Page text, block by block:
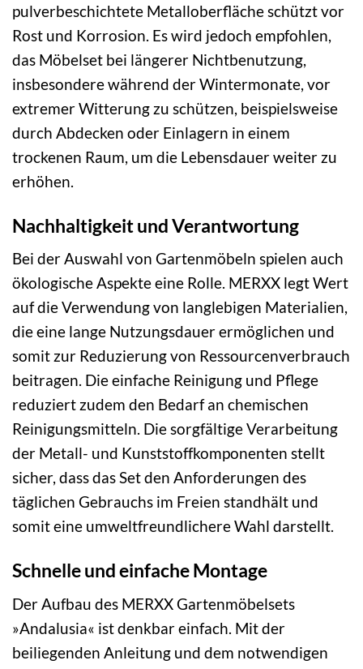
pulverbeschichtete Metalloberfläche schützt vor
Rost und Korrosion. Es wird jedoch empfohlen,
das Möbelset bei längerer Nichtbenutzung,
insbesondere während der Wintermonate, vor
extremer Witterung zu schützen, beispielsweise
durch Abdecken oder Einlagern in einem
trockenen Raum, um die Lebensdauer weiter zu
erhöhen.
Nachhaltigkeit und Verantwortung
Bei der Auswahl von Gartenmöbeln spielen auch
ökologische Aspekte eine Rolle. MERXX legt Wert
auf die Verwendung von langlebigen Materialien,
die eine lange Nutzungsdauer ermöglichen und
somit zur Reduzierung von Ressourcenverbrauch
beitragen. Die einfache Reinigung und Pflege
reduziert zudem den Bedarf an chemischen
Reinigungsmitteln. Die sorgfältige Verarbeitung
der Metall- und Kunststoffkomponenten stellt
sicher, dass das Set den Anforderungen des
täglichen Gebrauchs im Freien standhält und
somit eine umweltfreundlichere Wahl darstellt.
Schnelle und einfache Montage
Der Aufbau des MERXX Gartenmöbelsets
»Andalusia« ist denkbar einfach. Mit der
beiliegenden Anleitung und dem notwendigen